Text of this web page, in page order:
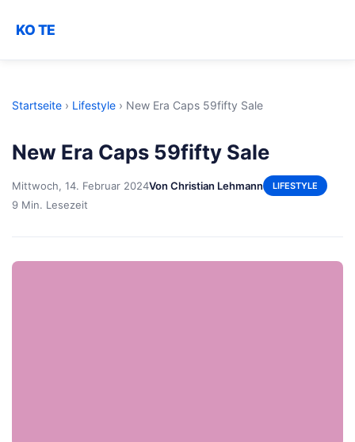
KO TE
Startseite › Lifestyle › New Era Caps 59fifty Sale
New Era Caps 59fifty Sale
Mittwoch, 14. Februar 2024Von Christian Lehmann LIFESTYLE
9 Min. Lesezeit